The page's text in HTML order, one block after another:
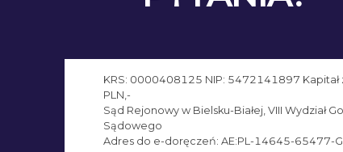
KRS: 0000408125 NIP: 5472141897 Kapitał
PLN,-
Sąd Rejonowy w Bielsku-Białej, VIII Wydział
Sądowego
Adres do e-doręczeń: AE:PL-14645-65477-